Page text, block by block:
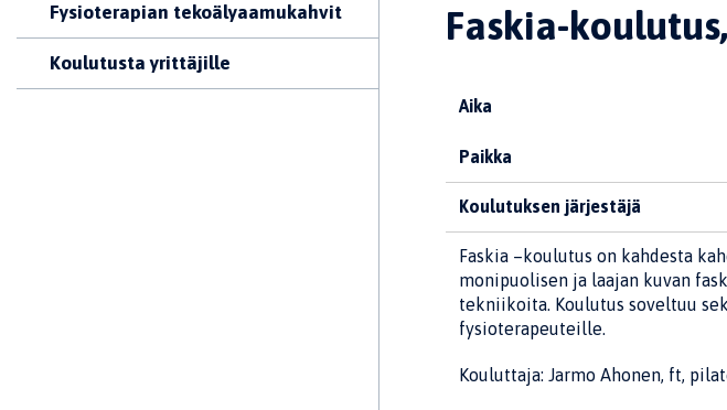
Fysioterapian tekoälyaamukahvit
Koulutusta yrittäjille
Faskia-
Aika
Paikka
Koulutuksen järjestäjä
Faskia –koulutus on kahdesta
monipuolisen ja laajan kuvan
tekniikoita. Koulutus soveltuu
fysioterapeuteille.
Kouluttaja: Jarmo Ahonen, ft,